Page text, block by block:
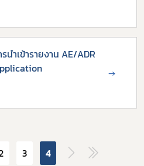
นำเข้ารายงาน AE/ADR
→
3 4